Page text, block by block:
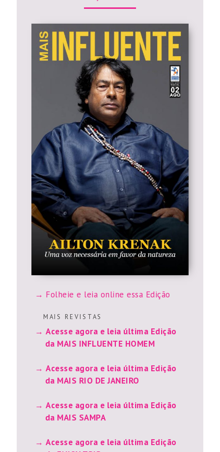
Folheie e leia online essa Edição
M A I S R E V I S T A S
Acesse agora e leia última Edição
da MAIS INFLUENTE HOMEM
Acesse agora e leia última Edição
da MAIS RIO DE JANEIRO
Acesse agora e leia última Edição
da MAIS SAMPA
Acesse agora e leia última Edição